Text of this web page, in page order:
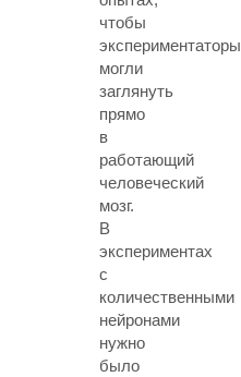
чтобы
экспериментаторы
могли
заглянуть
прямо
в
работающий
человеческий
мозг.
В
экспериментах
с
количественными
нейронами
нужно
было